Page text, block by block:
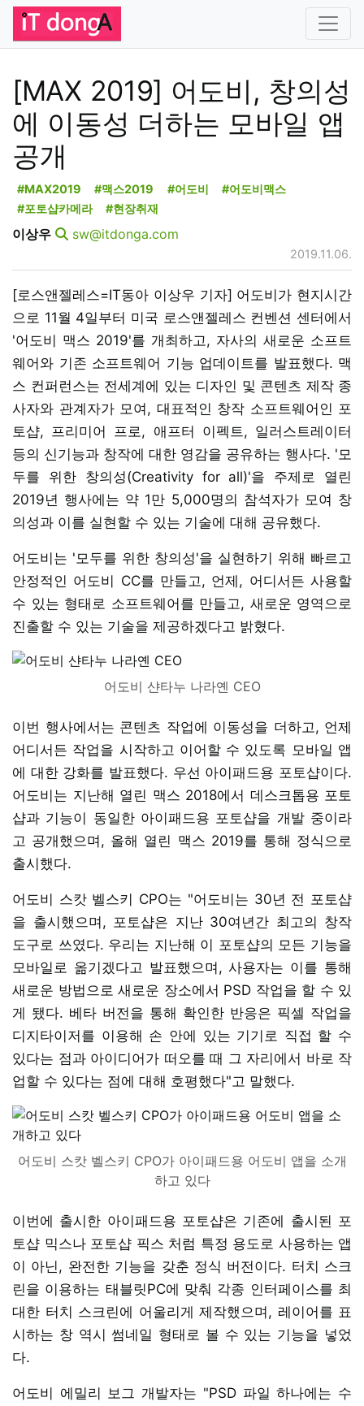
[MAX 2019] 어도비, 창의성
에 이동성 더하는 모바일 앱
공개
#MAX2019 #맥스2019 #어도비
#어도비맥스
#포토샵카메라
#현장취재
이상우 sw@itdonga.com
2019.11.06.
[로스앤젤레스=IT동아 이상우 기자] 어도비가 현지시간
으로 11월 4일부터 미국 로스앤젤레스 컨벤션 센터에서
'어도비 맥스 2019'를 개최하고, 자사의 새로운 소프트
웨어와 기존 소프트웨어 기능 업데이트를 발표했다. 맥
스 컨퍼런스는 전세계에 있는 디자인 및 콘텐츠 제작 종
사자와 관계자가 모여, 대표적인 창작 소프트웨어인 포
토샵, 프리미어 프로, 애프터 이펙트, 일러스트레이터
등의 신기능과 창작에 대한 영감을 공유하는 행사다. '모
두를 위한 창의성(Creativity for all)'을 주제로 열린
2019년 행사에는 약 1만 5,000명의 참석자가 모여 창
의성과 이를 실현할 수 있는 기술에 대해 공유했다.
어도비는 '모두를 위한 창의성'을 실현하기 위해 빠르고
안정적인 어도비 CC를 만들고, 언제, 어디서든 사용할
수 있는 형태로 소프트웨어를 만들고, 새로운 영역으로
진출할 수 있는 기술을 제공하겠다고 밝혔다.
어도비 샨타누 나라옌 CEO
이번 행사에서는 콘텐츠 작업에 이동성을 더하고, 언제
어디서든 작업을 시작하고 이어할 수 있도록 모바일 앱
에 대한 강화를 발표했다. 우선 아이패드용 포토샵이다.
어도비는 지난해 열린 맥스 2018에서 데스크톱용 포토
샵과 기능이 동일한 아이패드용 포토샵을 개발 중이라
고 공개했으며, 올해 열린 맥스 2019를 통해 정식으로
출시했다.
어도비 스캇 벨스키 CPO는 "어도비는 30년 전 포토샵
을 출시했으며, 포토샵은 지난 30여년간 최고의 창작
도구로 쓰였다. 우리는 지난해 이 포토샵의 모든 기능을
모바일로 옮기겠다고 발표했으며, 사용자는 이를 통해
새로운 방법으로 새로운 장소에서 PSD 작업을 할 수 있
게 됐다. 베타 버전을 통해 확인한 반응은 픽셀 작업을
디지타이저를 이용해 손 안에 있는 기기로 직접 할 수
있다는 점과 아이디어가 떠오를 때 그 자리에서 바로 작
업할 수 있다는 점에 대해 호평했다"고 말했다.
어도비 스캇 벨스키 CPO가 아이패드용 어도비 앱을 소개
하고 있다
이번에 출시한 아이패드용 포토샵은 기존에 출시된 포
토샵 믹스나 포토샵 픽스 처럼 특정 용도로 사용하는 앱
이 아닌, 완전한 기능을 갖춘 정식 버전이다. 터치 스크
린을 이용하는 태블릿PC에 맞춰 각종 인터페이스를 최
대한 터치 스크린에 어울리게 제작했으며, 레이어를 표
시하는 창 역시 썸네일 형태로 볼 수 있는 기능을 넣었
다.
어도비 에밀리 보그 개발자는 "PSD 파일 하나에는 수